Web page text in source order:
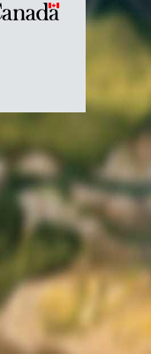
Canada